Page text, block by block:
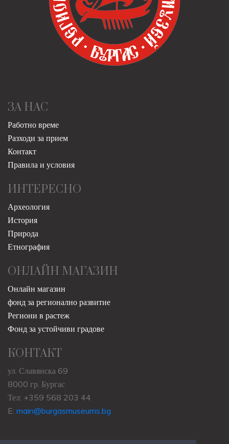
ЗА НАС
Работно време
Разходи за прием
Контакт
Правила и условия
ИНТЕРЕСНО
Археология
История
Природа
Етнография
ОНЛАЙН МАГАЗИН
Онлайн магазин
фонд за регионално развитие
Региони в растеж
Фонд за устойчиви градове
КОНТАКТ
ул. Славянска 69
8000 гр. Бургас
Тел: +359 568 203 44
E: main@burgasmuseums.bg